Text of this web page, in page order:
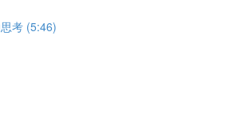
考 (5:46)